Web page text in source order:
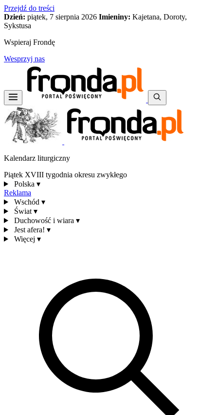
Przejdź do treści
Dzień: piątek, 7 sierpnia 2026 Imieniny: Kajetana, Doroty,
Sykstusa
Wspieraj Frondę
Wesprzyj nas
Kalendarz liturgiczny
Piątek XVIII tygodnia okresu zwykłego
Polska ▾
Reklama
Wschód ▾
Świat ▾
Duchowość i wiara ▾
Jest afera! ▾
Więcej ▾